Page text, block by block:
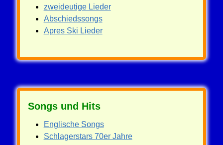
zweideutige Lieder
Abschiedssongs
Apres Ski Lieder
Songs und Hits
Englische Songs
Schlagerstars 70er Jahre